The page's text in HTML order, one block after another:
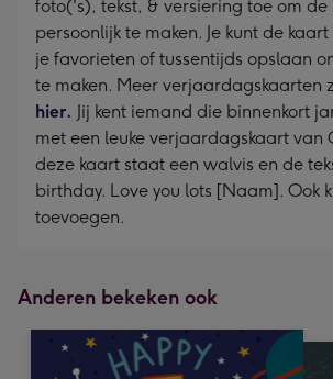
foto('s), tekst, & versiering toe om de
persoonlijk te maken. Je kunt de
je favorieten of tussentijds opslaan
te maken. Meer verjaardagskaarten
hier. Jij kent iemand die binnenkort
met een leuke verjaardagskaart van
deze kaart staat een walvis en de
birthday. Love you lots [Naam]. Ook
toevoegen.
Anderen bekeken ook